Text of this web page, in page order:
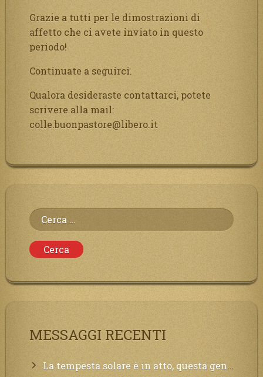
Grazie a tutti per le dimostrazioni di
affetto che ci avete inviato in questo
periodo!
Continuate a seguirci.
Qualora desideraste contattarci, potete
scrivere alla mail:
colle.buonpastore@libero.it
Ricerca
per:
MESSAGGI RECENTI
La tempesta solare è in atto, questa generazione soffrirà molto, la Terra arderà, l’acqua sarà contaminata, il cibo non sarà più nelle vostre mense.